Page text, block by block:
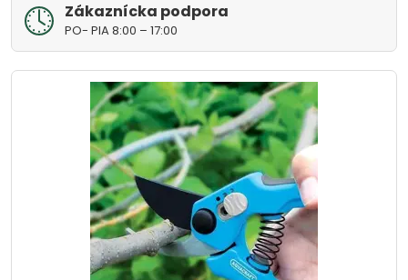
Zákaznícka podpora
PO- PIA 8:00 – 17:00